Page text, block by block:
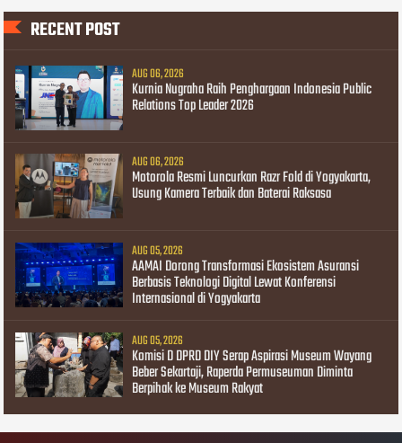
RECENT POST
AUG 06, 2026
Kurnia Nugraha Raih Penghargaan Indonesia Public
Relations Top Leader 2026
AUG 06, 2026
Motorola Resmi Luncurkan Razr Fold di Yogyakarta,
Usung Kamera Terbaik dan Baterai Raksasa
AUG 05, 2026
AAMAI Dorong Transformasi Ekosistem Asuransi
Berbasis Teknologi Digital Lewat Konferensi
Internasional di Yogyakarta
AUG 05, 2026
Komisi D DPRD DIY Serap Aspirasi Museum Wayang
Beber Sekartaji, Raperda Permuseuman Diminta
Berpihak ke Museum Rakyat